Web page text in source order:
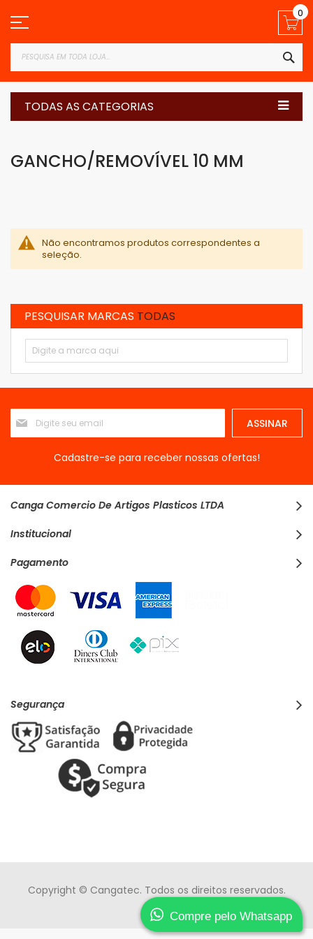
para
o
0
TODAS AS CATEGORIAS
GANCHO/REMOVÍVEL 10 MM
Não encontramos produtos correspondentes a
seleção.
PESQUISAR MARCAS TODAS
Inscreva-
se
na
Newsletter:
ASSINAR
Cadastre-se para receber nossas ofertas!
Canga Comercio De Artigos Plasticos LTDA
Institucional
Pagamento
Segurança
Copyright © Cangatec. Todos os direitos reservados.
Compre pelo Whatsapp